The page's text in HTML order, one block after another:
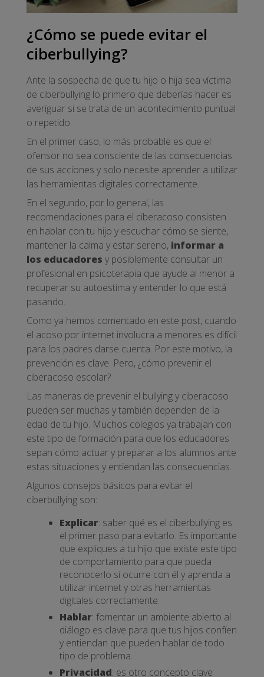
¿Cómo se puede evitar el
ciberbullying?
Ante la sospecha de que tu hijo o hija sea víctima
de ciberbullying lo primero que deberías hacer es
averiguar si se trata de un acontecimiento puntual
o repetido.
En el primer caso, lo más probable es que el
ofensor no sea consciente de las consecuencias
de sus acciones y solo necesite aprender a utilizar
las herramientas digitales correctamente.
En el segundo, por lo general, las
recomendaciones para el ciberacoso consisten
en hablar con tu hijo y escuchar cómo se siente,
mantener la calma y estar sereno, informar a
los educadores y posiblemente consultar un
profesional en psicoterapia que ayude al menor a
recuperar su autoestima y entender lo que está
pasando.
Como ya hemos comentado en este post, cuando
el acoso por internet involucra a menores es difícil
para los padres darse cuenta. Por este motivo, la
prevención es clave. Pero, ¿cómo prevenir el
ciberacoso escolar?
Las maneras de prevenir el bullying y ciberacoso
pueden ser muchas y también dependen de la
edad de tu hijo. Muchos colegios ya trabajan con
este tipo de formación para que los educadores
sepan cómo actuar y preparar a los alumnos ante
estas situaciones y entiendan las consecuencias.
Algunos consejos básicos para evitar el
ciberbullying son:
Explicar: saber qué es el ciberbullying es
el primer paso para evitarlo. Es importante
que expliques a tu hijo que existe este tipo
de comportamiento para que pueda
reconocerlo si ocurre con él y aprenda a
utilizar internet y otras herramientas
digitales correctamente.
Hablar: fomentar un ambiente abierto al
diálogo es clave para que tus hijos confíen
y entiendan que pueden hablar de todo
tipo de problema.
Privacidad: es otro concepto clave